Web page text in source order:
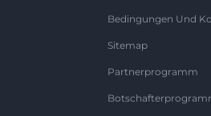
Bedingungen Und
Sitemap
Partnerprogramm